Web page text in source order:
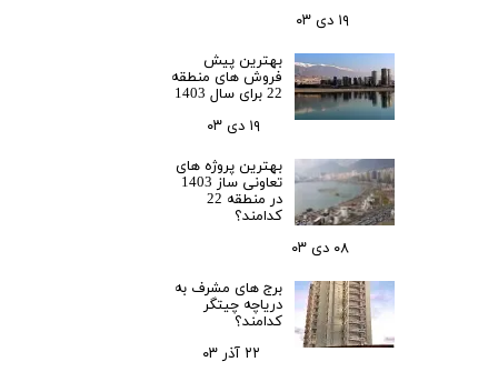
۱۹ دی ۰۳
بهترین پیش
فروش های منطقه
22 برای سال 1403
۱۹ دی ۰۳
بهترین پروژه های
تعاونی ساز 1403
در منطقه 22
کدامند؟
۰۸ دی ۰۳
برج های مشرف به
دریاچه چیتگر
کدامند؟
۲۲ آذر ۰۳